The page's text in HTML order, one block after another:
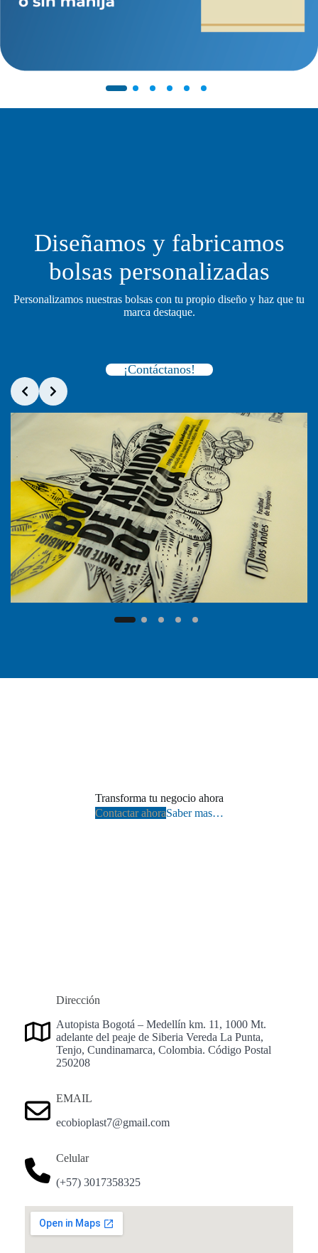
Diseñamos y fabricamos
bolsas personalizadas
Personalizamos nuestras bolsas con tu propio diseño y haz que tu
marca destaque.
¡Contáctanos!
Transforma tu negocio ahora
Contactar ahoraSaber mas…
Dirección
Autopista Bogotá – Medellín km. 11, 1000 Mt.
adelante del peaje de Siberia Vereda La Punta,
Tenjo, Cundinamarca, Colombia. Código Postal
250208
EMAIL
ecobioplast7@gmail.com
Celular
(+57) 3017358325